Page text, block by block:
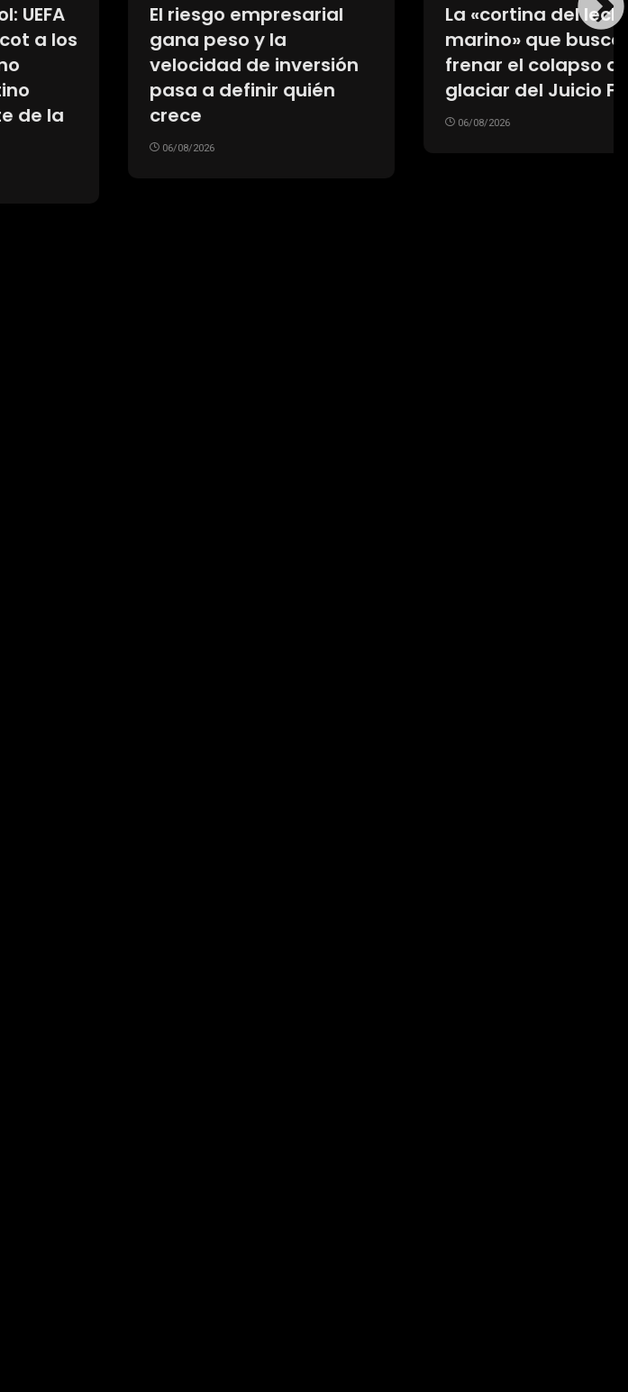
La «cortina del lecho
marino» que busca
frenar el colapso del
glaciar del Juicio Final
Cayó una pareja
acusada de vender
nalbufina de manera
ilegal en Alderetes